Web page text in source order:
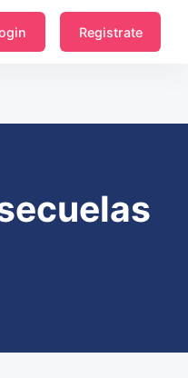
Registrate